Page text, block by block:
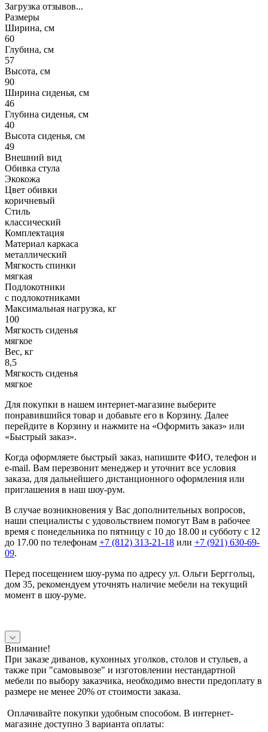
Загрузка отзывов...
Размеры
Ширина, см
60
Глубина, см
57
Высота, см
90
Ширина сиденья, см
46
Глубина сиденья, см
40
Высота сиденья, см
49
Внешний вид
Обивка стула
Экокожа
Цвет обивки
коричневый
Стиль
классический
Комплектация
Материал каркаса
металлический
Мягкость спинки
мягкая
Подлокотники
с подлокотниками
Максимальная нагрузка, кг
100
Мягкость сиденья
мягкое
Вес, кг
8,5
Мягкость сиденья
мягкое
Для покупки в нашем интернет-магазине выберите
понравившийся товар и добавьте его в Корзину. Далее
перейдите в Корзину и нажмите на «Оформить заказ» или
«Быстрый заказ».
Когда оформляете быстрый заказ, напишите ФИО, телефон и
e-mail. Вам перезвонит менеджер и уточнит все условия
заказа, для дальнейшего дистанционного оформления или
приглашения в наш шоу-рум.
В случае возникновения у Вас дополнительных вопросов,
наши специалисты с удовольствием помогут Вам в рабочее
время с понедельника по пятницу с 10 до 18.00 и субботу с 12
до 17.00 по телефонам +7 (812) 313-21-18 или +7 (921) 630-69-
09.
Перед посещением шоу-рума по адресу ул. Ольги Берггольц,
дом 35, рекомендуем уточнять наличие мебели на текущий
момент в шоу-руме.
Внимание!
При заказе диванов, кухонных уголков, столов и стульев, а
также при "самовывозе" и изготовлении нестандартной
мебели по выбору заказчика, необходимо внести предоплату в
размере не менее 20% от стоимости заказа.
Оплачивайте покупки удобным способом. В интернет-
магазине доступно 3 варианта оплаты: